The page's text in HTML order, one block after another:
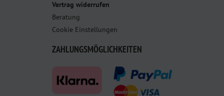
Vertrag widerrufen
Beratung
Cookie Einstellungen
ZAHLUNGSMÖGLICHKEITEN